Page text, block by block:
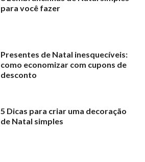
para você fazer
Presentes de Natal inesquecíveis:
como economizar com cupons de
desconto
5 Dicas para criar uma decoração
de Natal simples